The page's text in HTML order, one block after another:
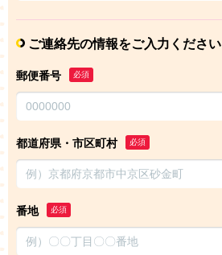
ご連絡先の情報をご入力ください
郵便番号 必須
都道府県・市区町村 必須
番地 必須